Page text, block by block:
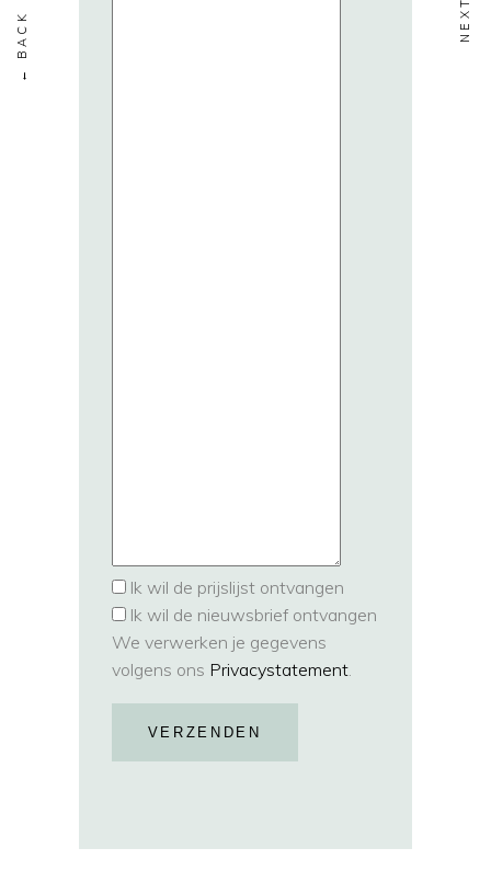
Ik wil de prijslijst ontvangen
Ik wil de nieuwsbrief ontvangen
We verwerken je gegevens
volgens ons Privacystatement.
VERZENDEN